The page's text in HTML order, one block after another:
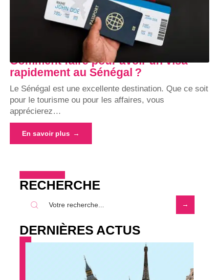
Comment faire pour avoir un visa
rapidement au Sénégal ?
Le Sénégal est une excellente destination. Que ce soit
pour le tourisme ou pour les affaires, vous
apprécierez…
En savoir plus
RECHERCHE
DERNIÈRES ACTUS